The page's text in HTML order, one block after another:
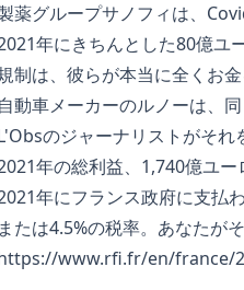
薬グループサノフィは、
年にきちんとした80億ユ
制は、彼らが本当に全くお
自動車メーカーのルノーは、
のジャーナリストがそれ
年の総利益、1,740億ユー
年にフランス政府に支払
または4.5%の税率。あなたが
www.rfi.fr/en/france/